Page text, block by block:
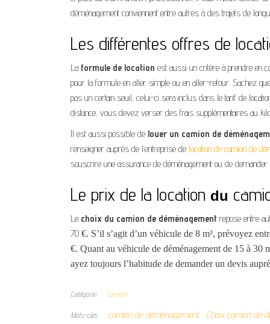
déménagement conviennent entre autres à des trajets de
Les différentes offres de
La formule de location est aussi un critère à prendre en
pour la formule en aller simple ou en aller-retour. Sachez
pas un certain seuil, celui-ci sera inclus dans le tarif de
distance, vous devez verser des frais supplémentaires au
Il est aussi possible de louer un camion de
renseigner auprès de l’entreprise de location de camion de
souscrire une assurance de déménagement ou de
Le prix de la location du
Le choix du camion de déménagement repose entre
70 €. S’il s’agit d’un véhicule de 8 m³, prévoyez
€. Quant au véhicule de déménagement de 15 à 30
ayez toujours l’habitude de demander un devis
Catégorie Camion
Mots-clés camion de déménagement Choix camion de